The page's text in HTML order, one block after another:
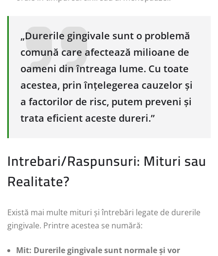
„Durerile gingivale sunt o problemă
comună care afectează milioane de
oameni din întreaga lume. Cu toate
acestea, prin înțelegerea cauzelor și
a factorilor de risc, putem preveni și
trata eficient aceste dureri.”
Intrebari/Raspunsuri: Mituri sau
Realitate?
Există mai multe mituri și întrebări legate de durerile
gingivale. Printre acestea se numără:
Mit: Durerile gingivale sunt normale și vor